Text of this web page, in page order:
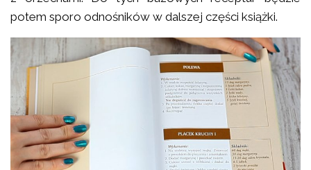
potem sporo odnośników w dalszej części książki.